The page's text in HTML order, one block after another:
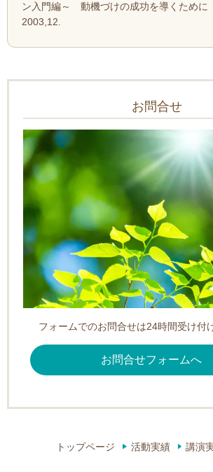
ン入門編～ 動機づけの成功を導くため
2003,12.
お問合せ
フォームでのお問合せは24時間受け付
お問合せフォームへ
トップページ 活動実績 講演